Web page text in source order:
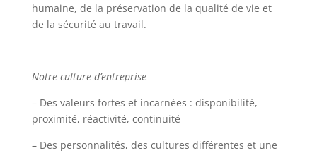
humaine, de la préservation de la qualité de vie et
de la sécurité au travail.
Notre culture d’entreprise
– Des valeurs fortes et incarnées : disponibilité,
proximité, réactivité, continuité
– Des personnalités, des cultures différentes et une